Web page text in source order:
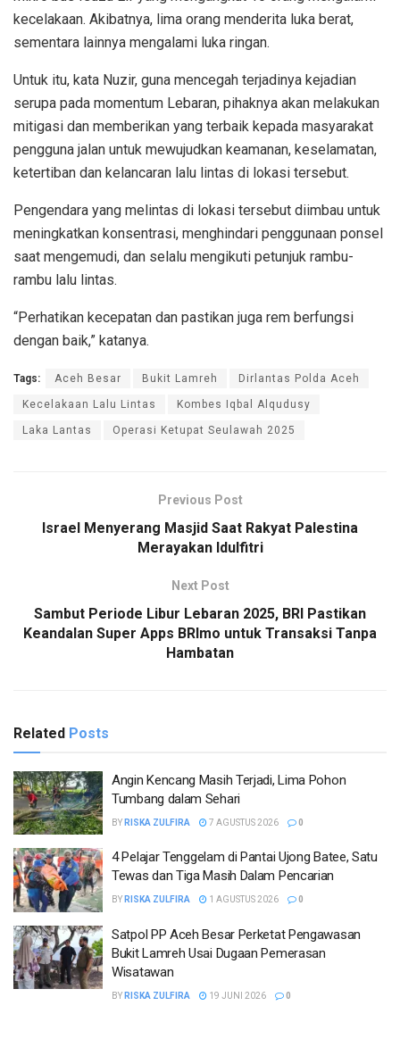
kecelakaan. Akibatnya, lima orang menderita luka berat,
sementara lainnya mengalami luka ringan.
Untuk itu, kata Nuzir, guna mencegah terjadinya kejadian
serupa pada momentum Lebaran, pihaknya akan melakukan
mitigasi dan memberikan yang terbaik kepada masyarakat
pengguna jalan untuk mewujudkan keamanan, keselamatan,
ketertiban dan kelancaran lalu lintas di lokasi tersebut.
Pengendara yang melintas di lokasi tersebut diimbau untuk
meningkatkan konsentrasi, menghindari penggunaan ponsel
saat mengemudi, dan selalu mengikuti petunjuk rambu-
rambu lalu lintas.
“Perhatikan kecepatan dan pastikan juga rem berfungsi
dengan baik,” katanya.
Tags: Aceh Besar Bukit Lamreh Dirlantas Polda Aceh
Kecelakaan Lalu Lintas Kombes Iqbal Alqudusy
Laka Lantas Operasi Ketupat Seulawah 2025
Previous Post
Israel Menyerang Masjid Saat Rakyat Palestina
Merayakan Idulfitri
Next Post
Sambut Periode Libur Lebaran 2025, BRI Pastikan
Keandalan Super Apps BRImo untuk Transaksi Tanpa
Hambatan
Related Posts
Angin Kencang Masih Terjadi, Lima Pohon
Tumbang dalam Sehari
BY RISKA ZULFIRA 7 AGUSTUS 2026 0
4 Pelajar Tenggelam di Pantai Ujong Batee, Satu
Tewas dan Tiga Masih Dalam Pencarian
BY RISKA ZULFIRA 1 AGUSTUS 2026 0
Satpol PP Aceh Besar Perketat Pengawasan
Bukit Lamreh Usai Dugaan Pemerasan
Wisatawan
BY RISKA ZULFIRA 19 JUNI 2026 0